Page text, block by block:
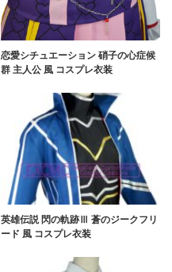
恋愛シチュエーション 硝子の心症候
群 主人公 風 コスプレ衣装
英雄伝説 閃の軌跡Ⅲ 蒼のジークフリ
ード 風 コスプレ衣装